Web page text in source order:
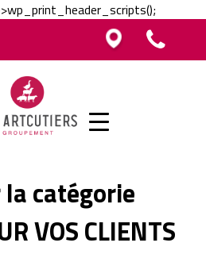
catégorie
VOS CLIENTS